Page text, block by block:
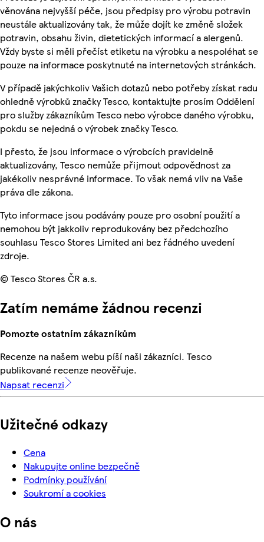
věnována nejvyšší péče, jsou předpisy pro výrobu potravin
neustále aktualizovány tak, že může dojít ke změně složek
potravin, obsahu živin, dietetických informací a alergenů.
Vždy byste si měli přečíst etiketu na výrobku a nespoléhat se
pouze na informace poskytnuté na internetových stránkách.
V případě jakýchkoliv Vašich dotazů nebo potřeby získat radu
ohledně výrobků značky Tesco, kontaktujte prosím Oddělení
pro služby zákazníkům Tesco nebo výrobce daného výrobku,
pokdu se nejedná o výrobek značky Tesco.
I přesto, že jsou informace o výrobcích pravidelně
aktualizovány, Tesco nemůže přijmout odpovědnost za
jakékoliv nesprávné informace. To však nemá vliv na Vaše
práva dle zákona.
Tyto informace jsou podávány pouze pro osobní použití a
nemohou být jakkoliv reprodukovány bez předchozího
souhlasu Tesco Stores Limited ani bez řádného uvedení
zdroje.
© Tesco Stores ČR a.s.
Zatím nemáme žádnou recenzi
Pomozte ostatním zákazníkům
Recenze na našem webu píší naši zákazníci. Tesco
publikované recenze neověřuje.
Napsat recenzi
Užitečné odkazy
Cena
Nakupujte online bezpečně
Podmínky používání
Soukromí a cookies
O nás